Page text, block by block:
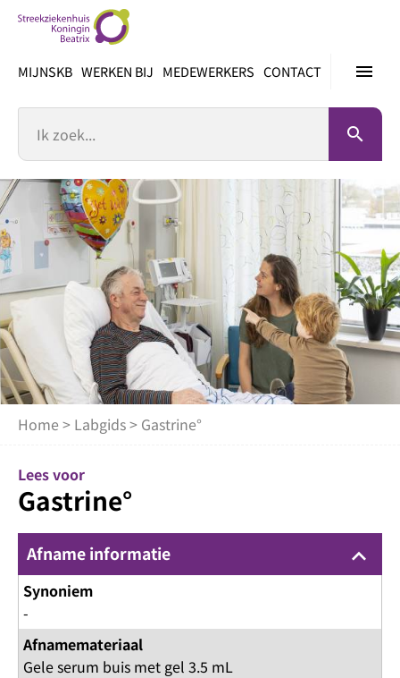
inhoud
menu
MIJNSKB WERKEN BIJ MEDEWERKERS CONTACT
search
Home > Labgids> Gastrine°
Lees voor
Gastrine°
Afname informatie keyboard_arrow_up
Synoniem
-
Afnamemateriaal
Gele serum buis met gel 3.5 mL